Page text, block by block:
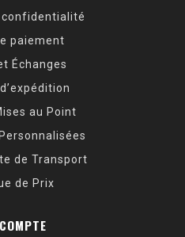
confidentialité
paiement
Échanges
au Point
de Transport
de Prix